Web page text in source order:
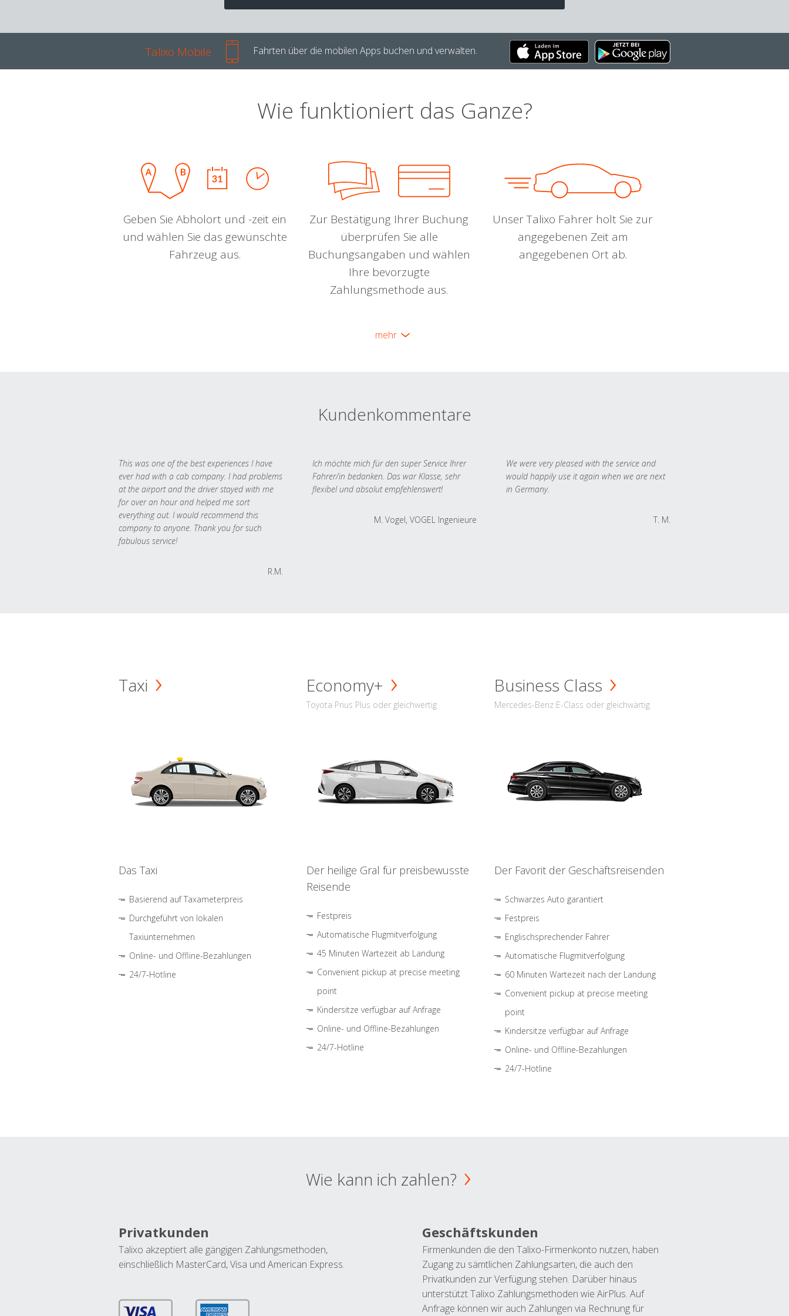
Talixo Mobile Fahrten über die mobilen Apps buchen und verwalten.
Wie funktioniert das Ganze?
Geben Sie Abholort und -zeit ein
und wählen Sie das gewünschte
Fahrzeug aus.
Zur Bestätigung Ihrer Buchung
überprüfen Sie alle
Buchungsangaben und wählen
Ihre bevorzugte
Zahlungsmethode aus.
Unser Talixo Fahrer holt Sie zur
angegebenen Zeit am
angegebenen Ort ab.
mehr
Kundenkommentare
This was one of the best experiences I have
ever had with a cab company. I had problems
at the airport and the driver stayed with me
for over an hour and helped me sort
everything out. I would recommend this
company to anyone. Thank you for such
fabulous service!
R.M.
Ich möchte mich für den super Service Ihrer
Fahrer/in bedanken. Das war Klasse, sehr
flexibel und absolut empfehlenswert!
M. Vogel, VOGEL Ingenieure
We were very pleased with the service and
would happily use it again when we are next
in Germany.
T. M.
Taxi
Das Taxi
Basierend auf Taxameterpreis
Durchgeführt von lokalen
Taxiunternehmen
Online- und Offline-Bezahlungen
24/7-Hotline
Economy+
Toyota Prius Plus oder gleichwertig
Der heilige Gral für preisbewusste
Reisende
Festpreis
Automatische Flugmitverfolgung
45 Minuten Wartezeit ab Landung
Convenient pickup at precise meeting
point
Kindersitze verfügbar auf Anfrage
Online- und Offline-Bezahlungen
24/7-Hotline
Business Class
Mercedes-Benz E-Class oder gleichwärtig
Der Favorit der Geschäftsreisenden
Schwarzes Auto garantiert
Festpreis
Englischsprechender Fahrer
Automatische Flugmitverfolgung
60 Minuten Wartezeit nach der Landung
Convenient pickup at precise meeting
point
Kindersitze verfügbar auf Anfrage
Online- und Offline-Bezahlungen
24/7-Hotline
Wie kann ich zahlen?
Privatkunden
Talixo akzeptiert alle gängigen Zahlungsmethoden,
einschließlich MasterCard, Visa und American Express.
Geschäftskunden
Firmenkunden die den Talixo-Firmenkonto nutzen, haben
Zugang zu sämtlichen Zahlungsarten, die auch den
Privatkunden zur Verfügung stehen. Darüber hinaus
unterstützt Talixo Zahlungsmethoden wie AirPlus. Auf
Anfrage können wir auch Zahlungen via Rechnung für